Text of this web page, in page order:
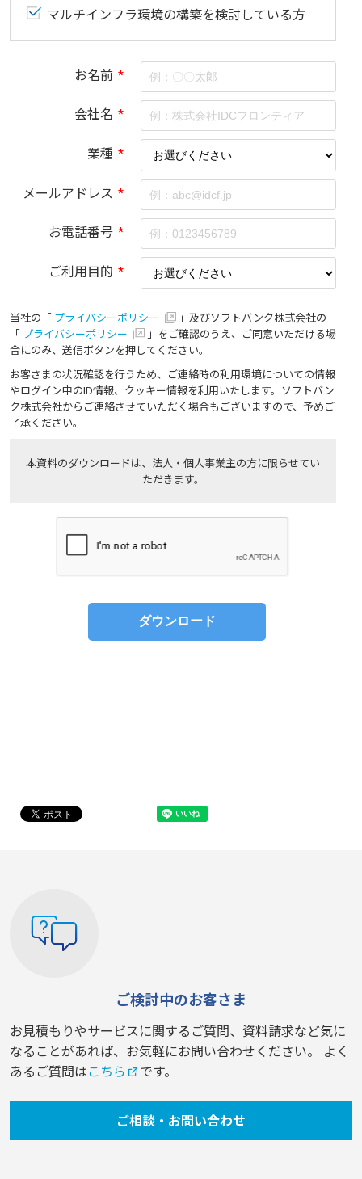
マルチインフラ環境の構築を検討している方
お名前 *
会社名 *
業種 *
メールアドレス *
お電話番号 *
ご利用目的 *
当社の「 プライバシーポリシー
」及びソフトバンク株式会社の
「 プライバシーポリシー
」をご確認のうえ、ご同意いただける場
合にのみ、送信ボタンを押してください。
お客さまの状況確認を行うため、ご連絡時の利用環境についての情報
やログイン中のID情報、クッキー情報を利用いたします。ソフトバン
ク株式会社からご連絡させていただく場合もございますので、予めご
了承ください。
本資料のダウンロードは、法人・個人事業主の方に限らせてい
ただきます。
ご検討中のお客さま
お見積もりやサービスに関するご質問、資料請求など気に
なることがあれば、お気軽にお問い合わせください。 よく
あるご質問はこちら です。
ご相談・お問い合わせ